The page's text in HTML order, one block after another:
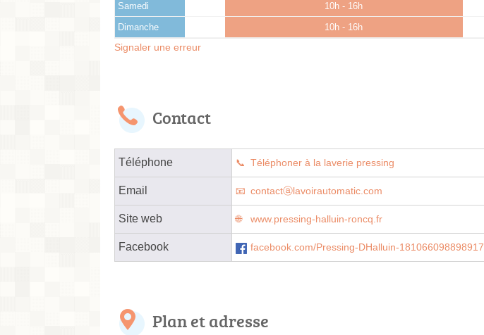
Samedi 10h - 16h
Dimanche 10h - 16h
Signaler une erreur
Contact
Téléphone Téléphoner à la laverie pressing
Email contactⓐlavoirautomatic.com
Site web www.pressing-halluin-roncq.fr
Facebook facebook.com/Pressing-DHalluin-181066098898917
Plan et adresse